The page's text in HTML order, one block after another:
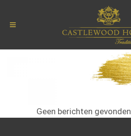
Geen berichten gevonden